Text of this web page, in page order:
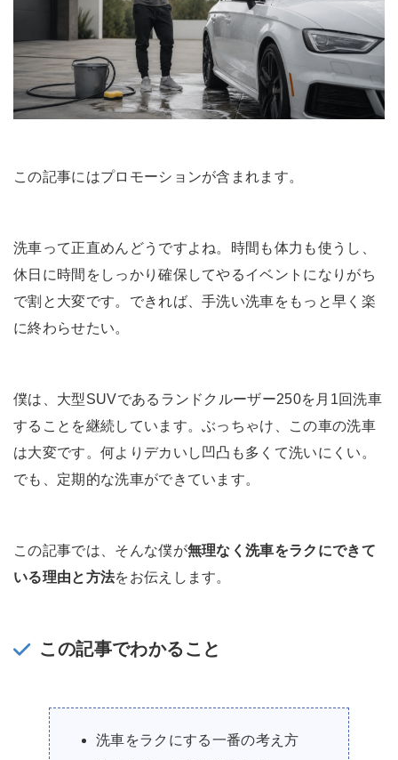
この記事にはプロモーションが含まれます。
洗車って正直めんどうですよね。時間も体力も使うし、
休日に時間をしっかり確保してやるイベントになりがち
で割と大変です。できれば、手洗い洗車をもっと早く楽
に終わらせたい。
僕は、大型SUVであるランドクルーザー250を月1回洗車
することを継続しています。ぶっちゃけ、この車の洗車
は大変です。何よりデカいし凹凸も多くて洗いにくい。
でも、定期的な洗車ができています。
この記事では、そんな僕が無理なく洗車をラクにできて
いる理由と方法をお伝えします。
この記事でわかること
洗車をラクにする一番の考え方